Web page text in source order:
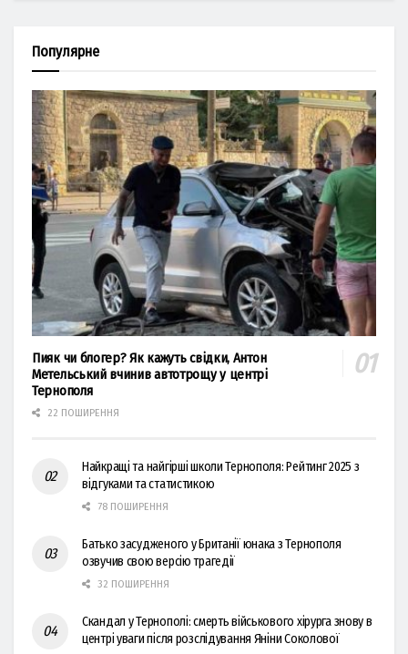
Популярне
Пияк чи блогер? Як кажуть свідки, Антон
Метельський вчинив автотрощу у центрі
Тернополя
22 ПОШИРЕННЯ
Найкращі та найгірші школи Тернополя: Рейтинг 2025 з
відгуками та статистикою
78 ПОШИРЕННЯ
Батько засудженого у Британії юнака з Тернополя
озвучив свою версію трагедії
32 ПОШИРЕННЯ
Скандал у Тернополі: смерть військового хірурга знову в
центрі уваги після розслідування Яніни Соколової